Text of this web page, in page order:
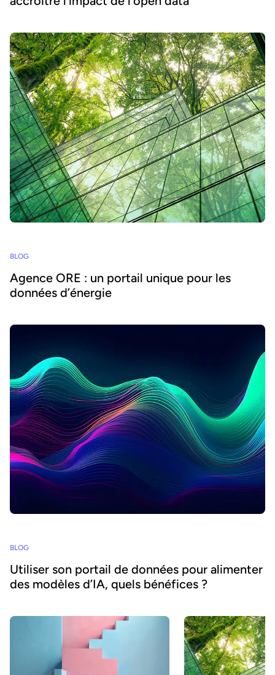
BLOG
Agence ORE : un portail unique pour les
données d’énergie
BLOG
Utiliser son portail de données pour alimenter
des modèles d’IA, quels bénéfices ?